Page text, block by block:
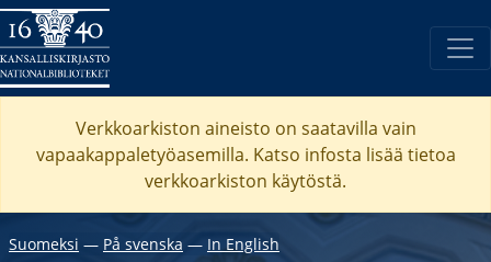
Verkkoarkiston aineisto on saatavilla vain
vapaakappaletyöasemilla. Katso infosta lisää tietoa
verkkoarkiston käytöstä.
Suomeksi ― På svenska ― In English